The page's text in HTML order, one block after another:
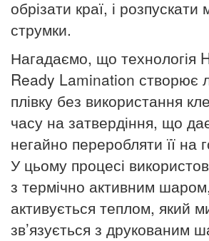
обрізати краї, і розпускати
струмки.
Нагадаємо, що технологія
Ready Lamination створює
плівку без використання
часу на затвердіння, що
негайно переробляти її на
У цьому процесі
з термічно активним
активується теплом, який
зв’язується з друкованим